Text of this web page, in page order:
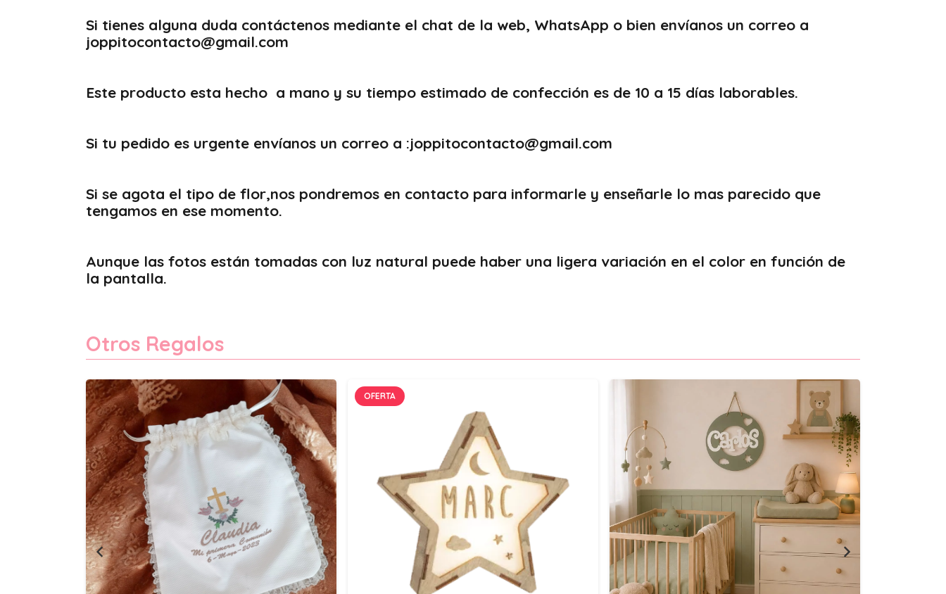
Si tienes alguna duda contáctenos mediante el chat de la web, WhatsApp o bien envíanos un correo a
joppitocontacto@gmail.com
Este producto esta hecho a mano y su tiempo estimado de confección es de 10 a 15 días laborables.
Si tu pedido es urgente envíanos un correo a :joppitocontacto@gmail.com
Si se agota el tipo de flor,nos pondremos en contacto para informarle y enseñarle lo mas parecido que
tengamos en ese momento.
Aunque las fotos están tomadas con luz natural puede haber una ligera variación en el color en función de
la pantalla.
Otros Regalos
OFERTA